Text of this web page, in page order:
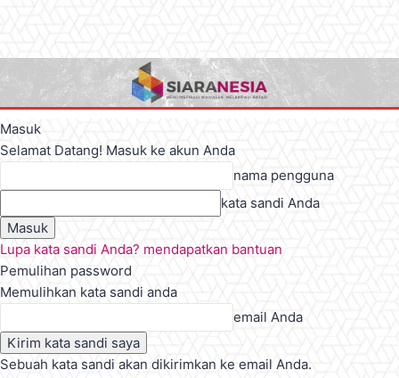
Masuk
Selamat Datang! Masuk ke akun Anda
nama pengguna
kata sandi Anda
Lupa kata sandi Anda? mendapatkan bantuan
Pemulihan password
Memulihkan kata sandi anda
email Anda
Sebuah kata sandi akan dikirimkan ke email Anda.